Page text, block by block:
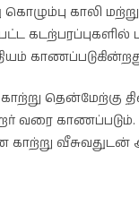
கொழும்பு
தென்மேற்கு
வரை
காற்று